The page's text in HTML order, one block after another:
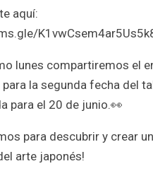
aquí:
lunes compartiremos el
la segunda fecha del
para el 20 de junio.👀
para descubrir y crear
arte japonés!